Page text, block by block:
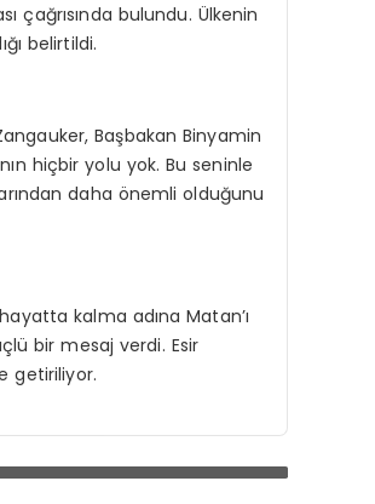
çağrısında bulundu. Ülkenin
belirtildi.
Başbakan Binyamin
hiçbir yolu yok. Bu seninle
daha önemli olduğunu
kalma adına Matan’ı
bir mesaj verdi. Esir
getiriliyor.